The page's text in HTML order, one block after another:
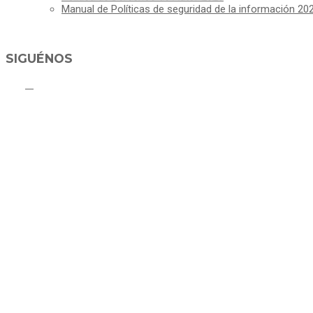
Manual de Políticas de seguridad de la información
SIGUÉNOS